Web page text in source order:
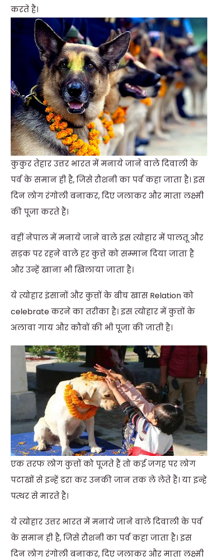
करते हैं।
कुकुर तेहार उत्तर भारत में मनाये जाने वाले दिवाली के
पर्व के समान ही है, जिसे रौशनी का पर्व कहा जाता है। इस
दिन लोग रंगोली बनाकर, दिए जलाकर और माता लक्ष्मी
की पूजा करते हैं।
वहीं नेपाल में मनाये जाने वाले इस त्योहार में पालतू और
सड़क पर रहने वाले हर कुत्ते को सम्मान दिया जाता है
और उन्हें खाना भी खिलाया जाता है।
ये त्योहार इंसानों और कुत्तों के बीच खास Relation को
celebrate करने का तरीका है। इस त्योहार में कुत्तों के
अलावा गाय और कौवों की भी पूजा की जाती है।
एक तरफ लोग कुत्तों को पूजते हैं तो कई जगह पर लोग
पटाखों से इन्हें डरा कर उनकी जान तक ले लेते हैं। या इन्हे
पत्थर से मारते है।
ये त्योहार उत्तर भारत में मनाये जाने वाले दिवाली के पर्व
के समान ही है, जिसे रौशनी का पर्व कहा जाता है। इस
दिन लोग रंगोली बनाकर, दिए जलाकर और माता लक्ष्मी